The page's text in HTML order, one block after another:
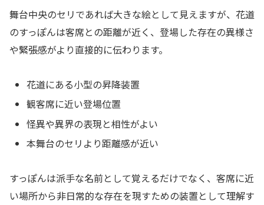
舞台中央のセリであれば大きな絵として見えますが、花道
のすっぽんは客席との距離が近く、登場した存在の異様さ
や緊張感がより直接的に伝わります。
花道にある小型の昇降装置
観客席に近い登場位置
怪異や異界の表現と相性がよい
本舞台のセリより距離感が近い
すっぽんは派手な名前として覚えるだけでなく、客席に近
い場所から非日常的な存在を現すための装置として理解す